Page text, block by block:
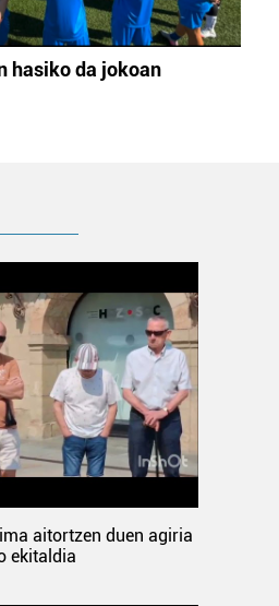
hasiko da jokoan
aitortzen duen agiria
ekitaldia